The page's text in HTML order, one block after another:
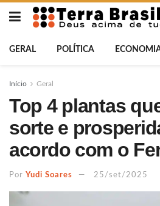
GERAL POLÍTICA
Início Geral
Top 4 plantas
sorte e
acordo com o
Por Yudi Soares 25/set/2025